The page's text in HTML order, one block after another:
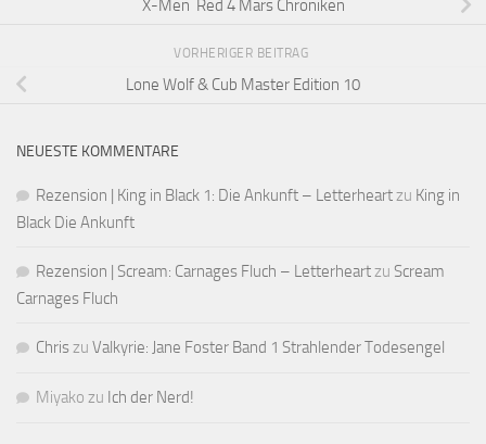
X-Men Red 4 Mars Chroniken
VORHERIGER BEITRAG
Lone Wolf & Cub Master Edition 10
NEUESTE KOMMENTARE
Rezension | King in Black 1: Die Ankunft – Letterheartzu King in
Black Die Ankunft
Rezension | Scream: Carnages Fluch – Letterheartzu Scream
Carnages Fluch
Chriszu Valkyrie: Jane Foster Band 1 Strahlender Todesengel
Miyako zu Ich der Nerd!